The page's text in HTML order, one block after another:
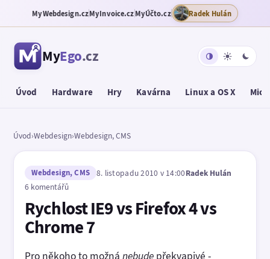
MyWebdesign.czMyInvoice.czMyÚčto.cz Radek Hulán
MyEgo.cz
Úvod Hardware Hry Kavárna Linux a OS X
Úvod›Webdesign›Webdesign, CMS
Webdesign, CMS 8. listopadu 2010 v 14:00Radek Hulán
6 komentářů
Rychlost IE9 vs Firefox 4 vs
Chrome 7
Pro někoho to možná nebude překvapivé -